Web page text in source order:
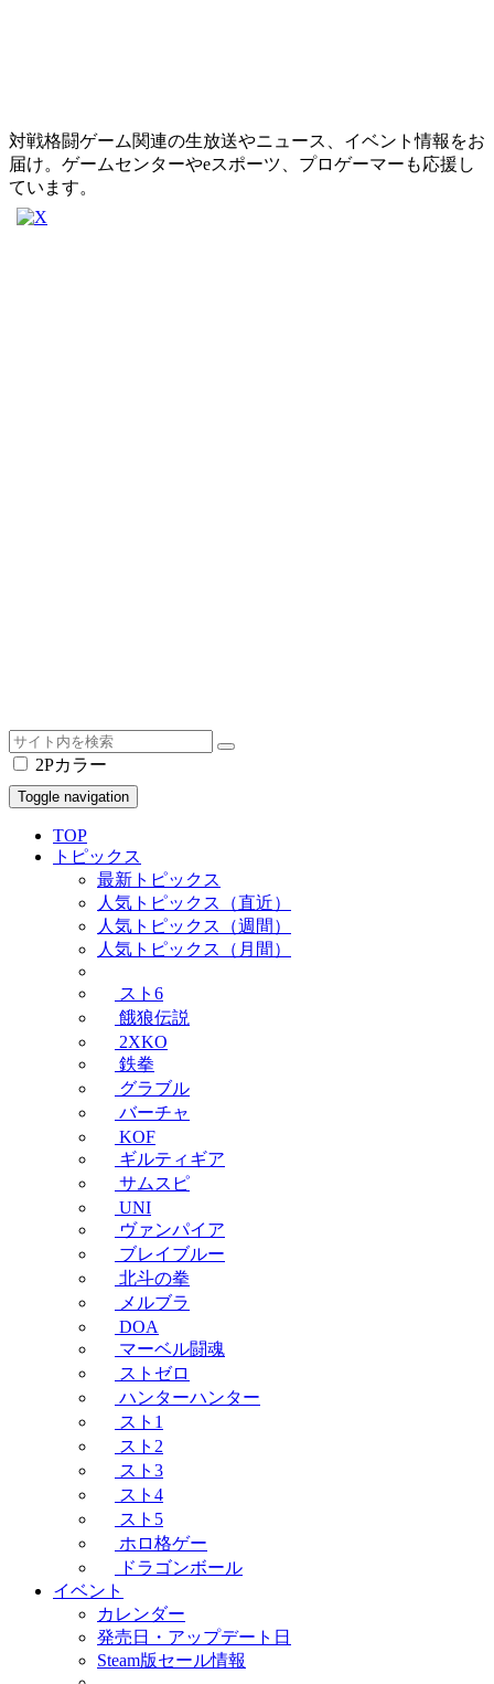
対戦格闘ゲーム関連の生放送やニュース、イベント情報をお
届け。ゲームセンターやeスポーツ、プロゲーマーも応援し
ています。
2Pカラー
Toggle navigation
TOP
トピックス
最新トピックス
人気トピックス（直近）
人気トピックス（週間）
人気トピックス（月間）
スト6
餓狼伝説
2XKO
鉄拳
グラブル
バーチャ
KOF
ギルティギア
サムスピ
UNI
ヴァンパイア
ブレイブルー
北斗の拳
メルブラ
DOA
マーベル闘魂
ストゼロ
ハンターハンター
スト1
スト2
スト3
スト4
スト5
ホロ格ゲー
ドラゴンボール
イベント
カレンダー
発売日・アップデート日
Steam版セール情報